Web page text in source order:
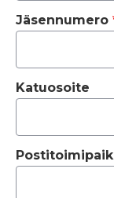
Jäsennumero
Katuosoite